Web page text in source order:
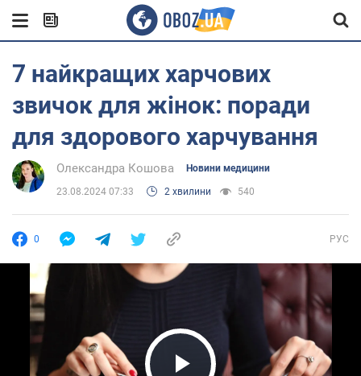
7 найкращих харчових
звичок для жінок: поради
для здорового харчування
Олександра Кошова Новини медицини
23.08.2024 07:33 2 хвилини 540
0 РУС